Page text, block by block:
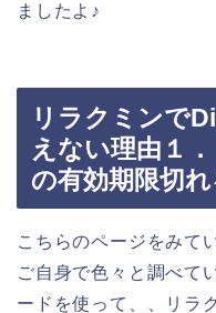
ましたよ♪
リラクミンで
えない理由１
の有効期限切
こちらのページをみて
ご自身で色々と調べて
ードを使って、、リラ